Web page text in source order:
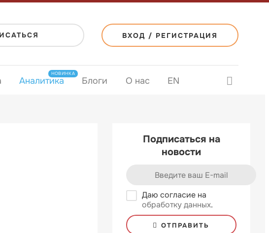
ВХОД / РЕГИСТРАЦИЯ
Аналитика
НОВИНКА
Блоги О нас EN
Подписаться на
новости
Даю согласие на
обработку данных.
ОТПРАВИТЬ